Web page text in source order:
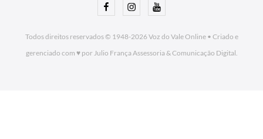
FacebookInstagramYoutube
Todos direitos reservados © 1948-2026Voz do Vale Online• Criado e
gerenciado com ♥ por Julio França Assessoria& Comunicação Digital.